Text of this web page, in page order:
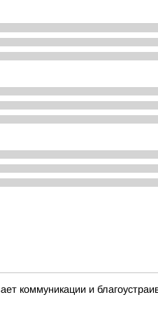
коммуникации и